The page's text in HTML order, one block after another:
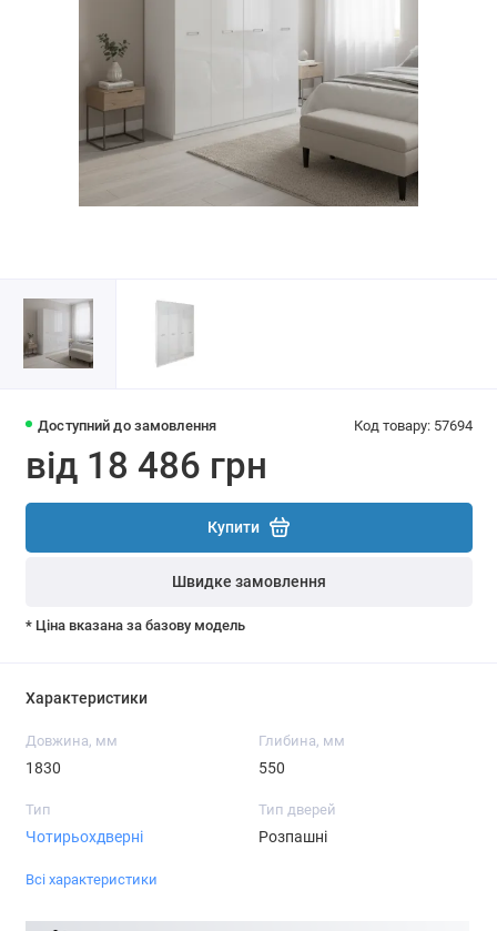
Доступний до замовлення Код товару: 57694
від 18 486 грн
Купити
Швидке замовлення
* Ціна вказана за базову модель
Характеристики
Довжина, мм
1830
Глибина, мм
550
Тип
Чотирьохдверні
Тип дверей
Розпашні
Всі характеристики